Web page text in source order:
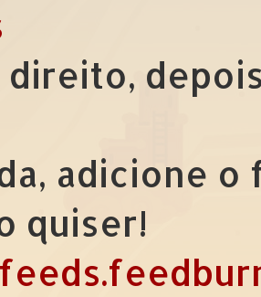
direito,
adicione
quiser!